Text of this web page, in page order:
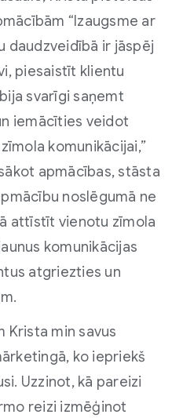
“Izaugsme ar
daudzveidībā ir jāspēj
piesaistīt klientu
svarīgi saņemt
iemācīties veidot
komunikācijai,”
apmācības, stāsta
noslēgumā ne
attīstīt vienotu zīmola
komunikācijas
atgriezties un
Krista min savus
ko iepriekš
Uzzinot, kā pareizi
reizi izmēģinot